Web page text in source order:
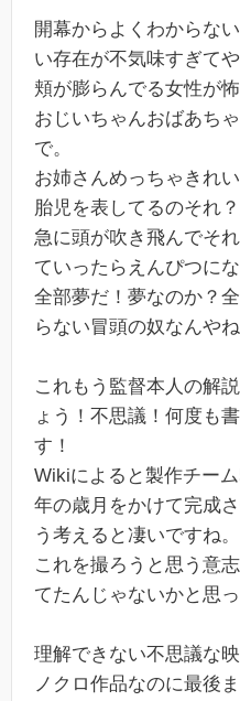
開幕からよくわからな
い存在が不気味すぎてや
頬が膨らんでる女性が怖
おじいちゃんおばあち
で。
お姉さんめっちゃきれ
胎児を表してるのそれ
急に頭が吹き飛んでそ
ていったらえんぴつに
全部夢だ！夢なのか？
らない冒頭の奴なんやね
これもう監督本人の解
ょう！不思議！何度も
す！
Wikiによると製作チー
年の歳月をかけて完成
う考えると凄いですね。
これを撮ろうと思う意
てたんじゃないかと思
理解できない不思議な
ノクロ作品なのに最後